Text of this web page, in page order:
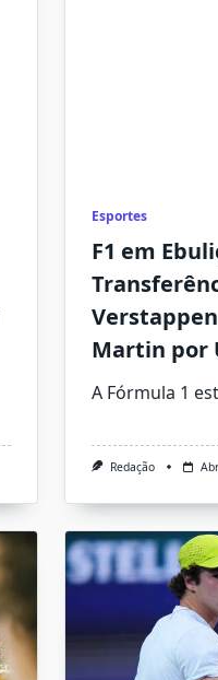
Esportes
F1 em
Martin por
A Fórmula 1
Redação